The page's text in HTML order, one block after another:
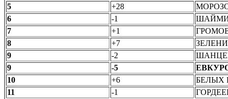
5
+28
6
-1
7
+1
ГРОМОВ
8
+7
9
-2
ШАНЦЕВ
9
-5
10
+6
БЕЛЫХ
11
-1